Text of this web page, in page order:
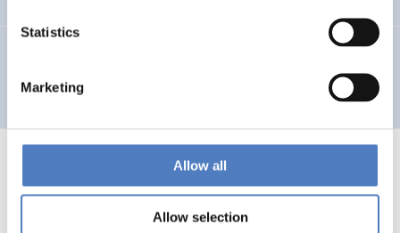
Statistics
Marketing
Allow all
Allow selection
52 53 54